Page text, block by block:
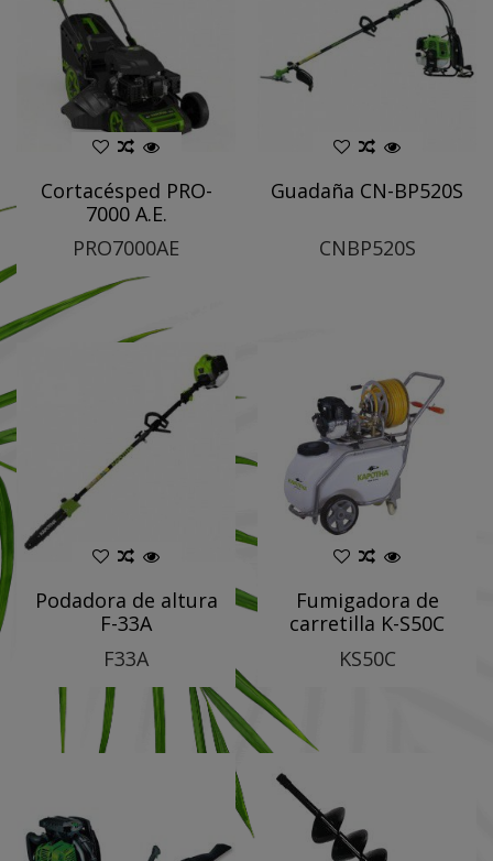
Cortacésped PRO-
7000 A.E.
PRO7000AE
Guadaña CN-BP520S
CNBP520S
Podadora de altura
F-33A
F33A
Fumigadora de
carretilla K-S50C
KS50C